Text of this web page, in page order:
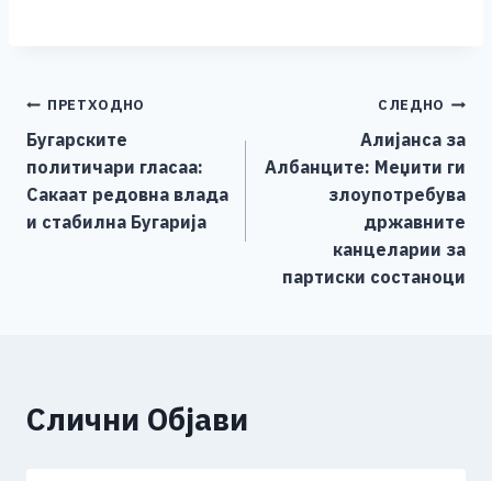
b
o
o
k
n
g
er
p
Li
n
k
Навигација
на
напис
ПРЕТХОДНО
Бугарските
политичари гласаа:
Сакаат редовна влада
и стабилна Бугарија
СЛЕДНО
Алијанса за
Албанците: Меџити ги
злоупотребува
државните
канцеларии за
партиски состаноци
Слични Објави